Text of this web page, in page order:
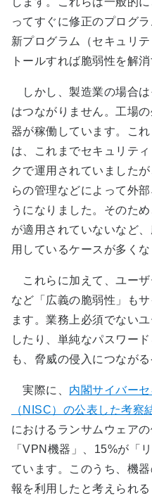
ってすぐに修正のプログ
新プログラム（セキュリ
トールすれば脆弱性を解
しかし、製造業の場合は
はつながりません。工場
器が稼働しています。こ
は、これまでセキュリテ
クで運用されていました
らの管理などによって外
うになりました。そのた
が適用されていないなど
用しているケースが多くな
これらに加えて、ユーザ
など「広義の脆弱性」も
ます。業務上必須でない
したり、単純なパスワー
も、脅威の侵入につなが
実際に、 内閣サイバー
（NISC）の公表した考察
におけるランサムウェア
「VPN機器」、15%が「
ています。このうち、機
報を利用したと考えられ